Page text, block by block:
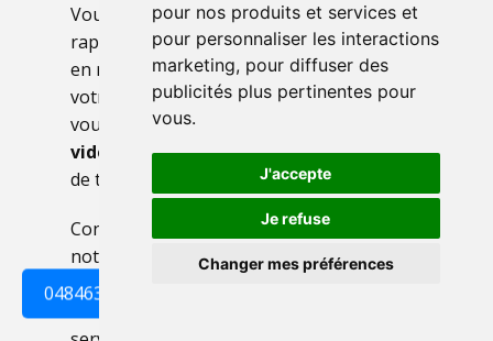
pour nos produits et services et
pour personnaliser les interactions
marketing, pour diffuser des
publicités plus pertinentes pour
vous.
J'accepte
Je refuse
Changer mes préférences
0484638182
Vous cherchez une solution fiable et
rapide pour vider votre grenier à Aische
en refail ? Notre société de débarras est à
votre service. Nous intervenons 7j/7 pour
vous proposer les meilleures solutions de
vide grenier, adaptées à vos contraintes
de temps et de budget.
Confiez votre projet de vide-grenier à
notre entreprise spécialisée à Aische en
refail et nous gérerons cette mission de A